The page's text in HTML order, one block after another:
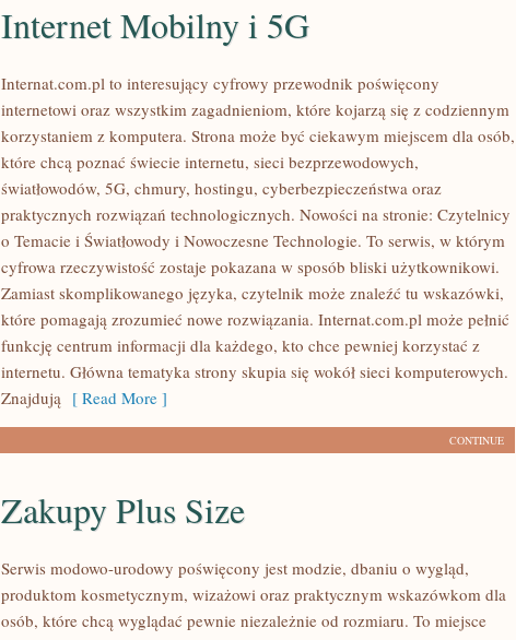
Internet Mobilny i 5G
Internat.com.pl to interesujący cyfrowy przewodnik poświęcony
internetowi oraz wszystkim zagadnieniom, które kojarzą się z codziennym
korzystaniem z komputera. Strona może być ciekawym miejscem dla osób,
które chcą poznać świecie internetu, sieci bezprzewodowych,
światłowodów, 5G, chmury, hostingu, cyberbezpieczeństwa oraz
praktycznych rozwiązań technologicznych. Nowości na stronie: Czytelnicy
o Temacie i Światłowody i Nowoczesne Technologie. To serwis, w którym
cyfrowa rzeczywistość zostaje pokazana w sposób bliski użytkownikowi.
Zamiast skomplikowanego języka, czytelnik może znaleźć tu wskazówki,
które pomagają zrozumieć nowe rozwiązania. Internat.com.pl może pełnić
funkcję centrum informacji dla każdego, kto chce pewniej korzystać z
internetu. Główna tematyka strony skupia się wokół sieci komputerowych.
Znajdują [ Read More ]
CONTINUE
Zakupy Plus Size
Serwis modowo-urodowy poświęcony jest modzie, dbaniu o wygląd,
produktom kosmetycznym, wizażowi oraz praktycznym wskazówkom dla
osób, które chcą wyglądać pewnie niezależnie od rozmiaru. To miejsce